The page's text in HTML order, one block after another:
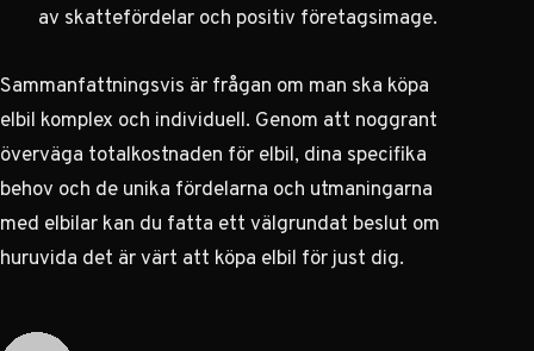
av skattefördelar och positiv företagsimage.
Sammanfattningsvis är frågan om man ska köpa
elbil komplex och individuell. Genom att noggrant
överväga totalkostnaden för elbil, dina specifika
behov och de unika fördelarna och utmaningarna
med elbilar kan du fatta ett välgrundat beslut om
huruvida det är värt att köpa elbil för just dig.